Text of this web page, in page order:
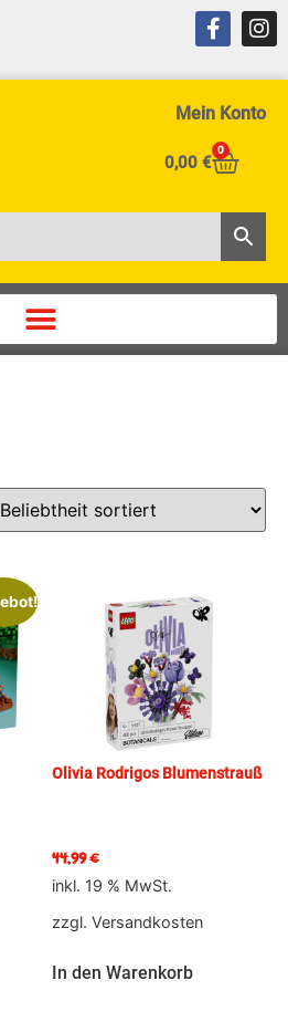
Mein Konto
0,00 €
0
Olivia Rodrigos Blumenstrauß
44,99€
inkl. 19 % MwSt.
zzgl. Versandkosten
In den Warenkorb